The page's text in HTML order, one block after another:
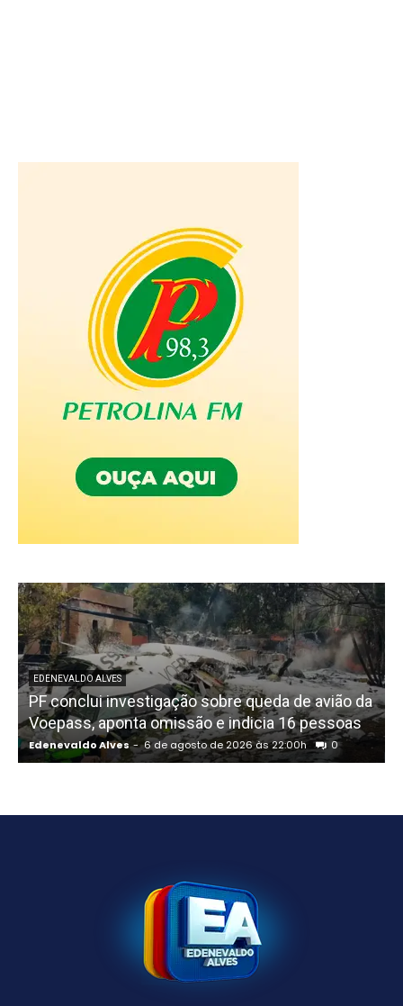
EDENEVALDO ALVES
PF conclui investigação sobre queda de avião da
Voepass, aponta omissão e indicia 16 pessoas
Edenevaldo Alves - 6 de agosto de 2026 às 22:00h 0